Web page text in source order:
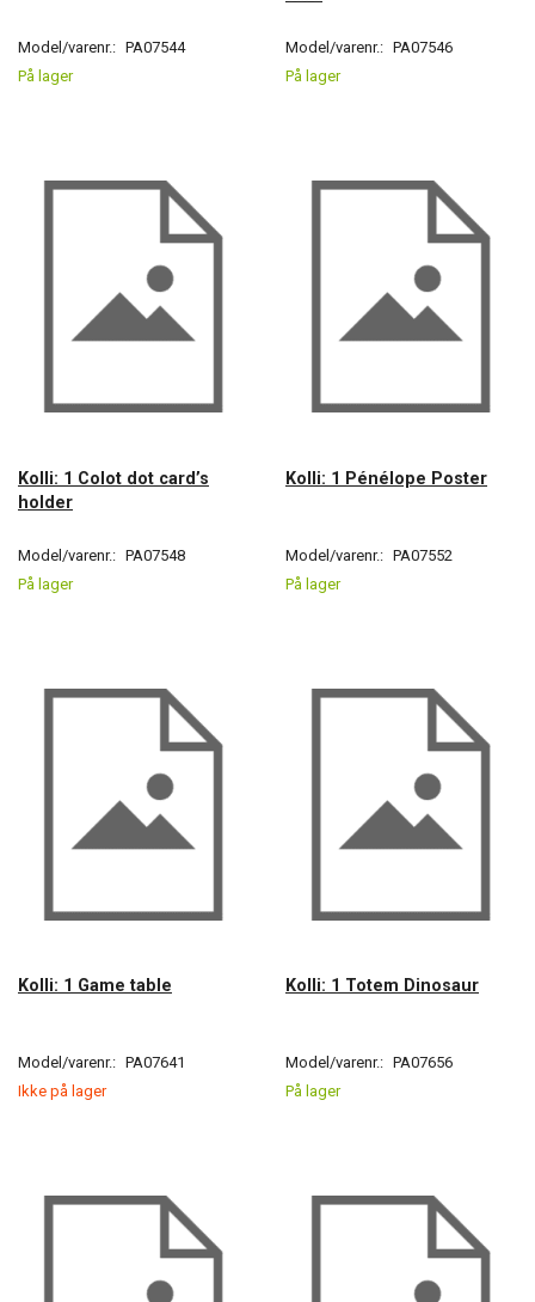
Model/varenr.: PA07544
På lager
Model/varenr.: PA07546
På lager
Kolli: 1 Colot dot card’s
holder
Model/varenr.: PA07548
På lager
Kolli: 1 Pénélope Poster
Model/varenr.: PA07552
På lager
Kolli: 1 Game table
Model/varenr.: PA07641
Ikke på lager
Kolli: 1 Totem Dinosaur
Model/varenr.: PA07656
På lager